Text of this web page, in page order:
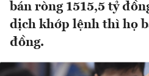
bán ròng 1515,5 tỷ
dịch khớp lệnh thì họ
đồng.